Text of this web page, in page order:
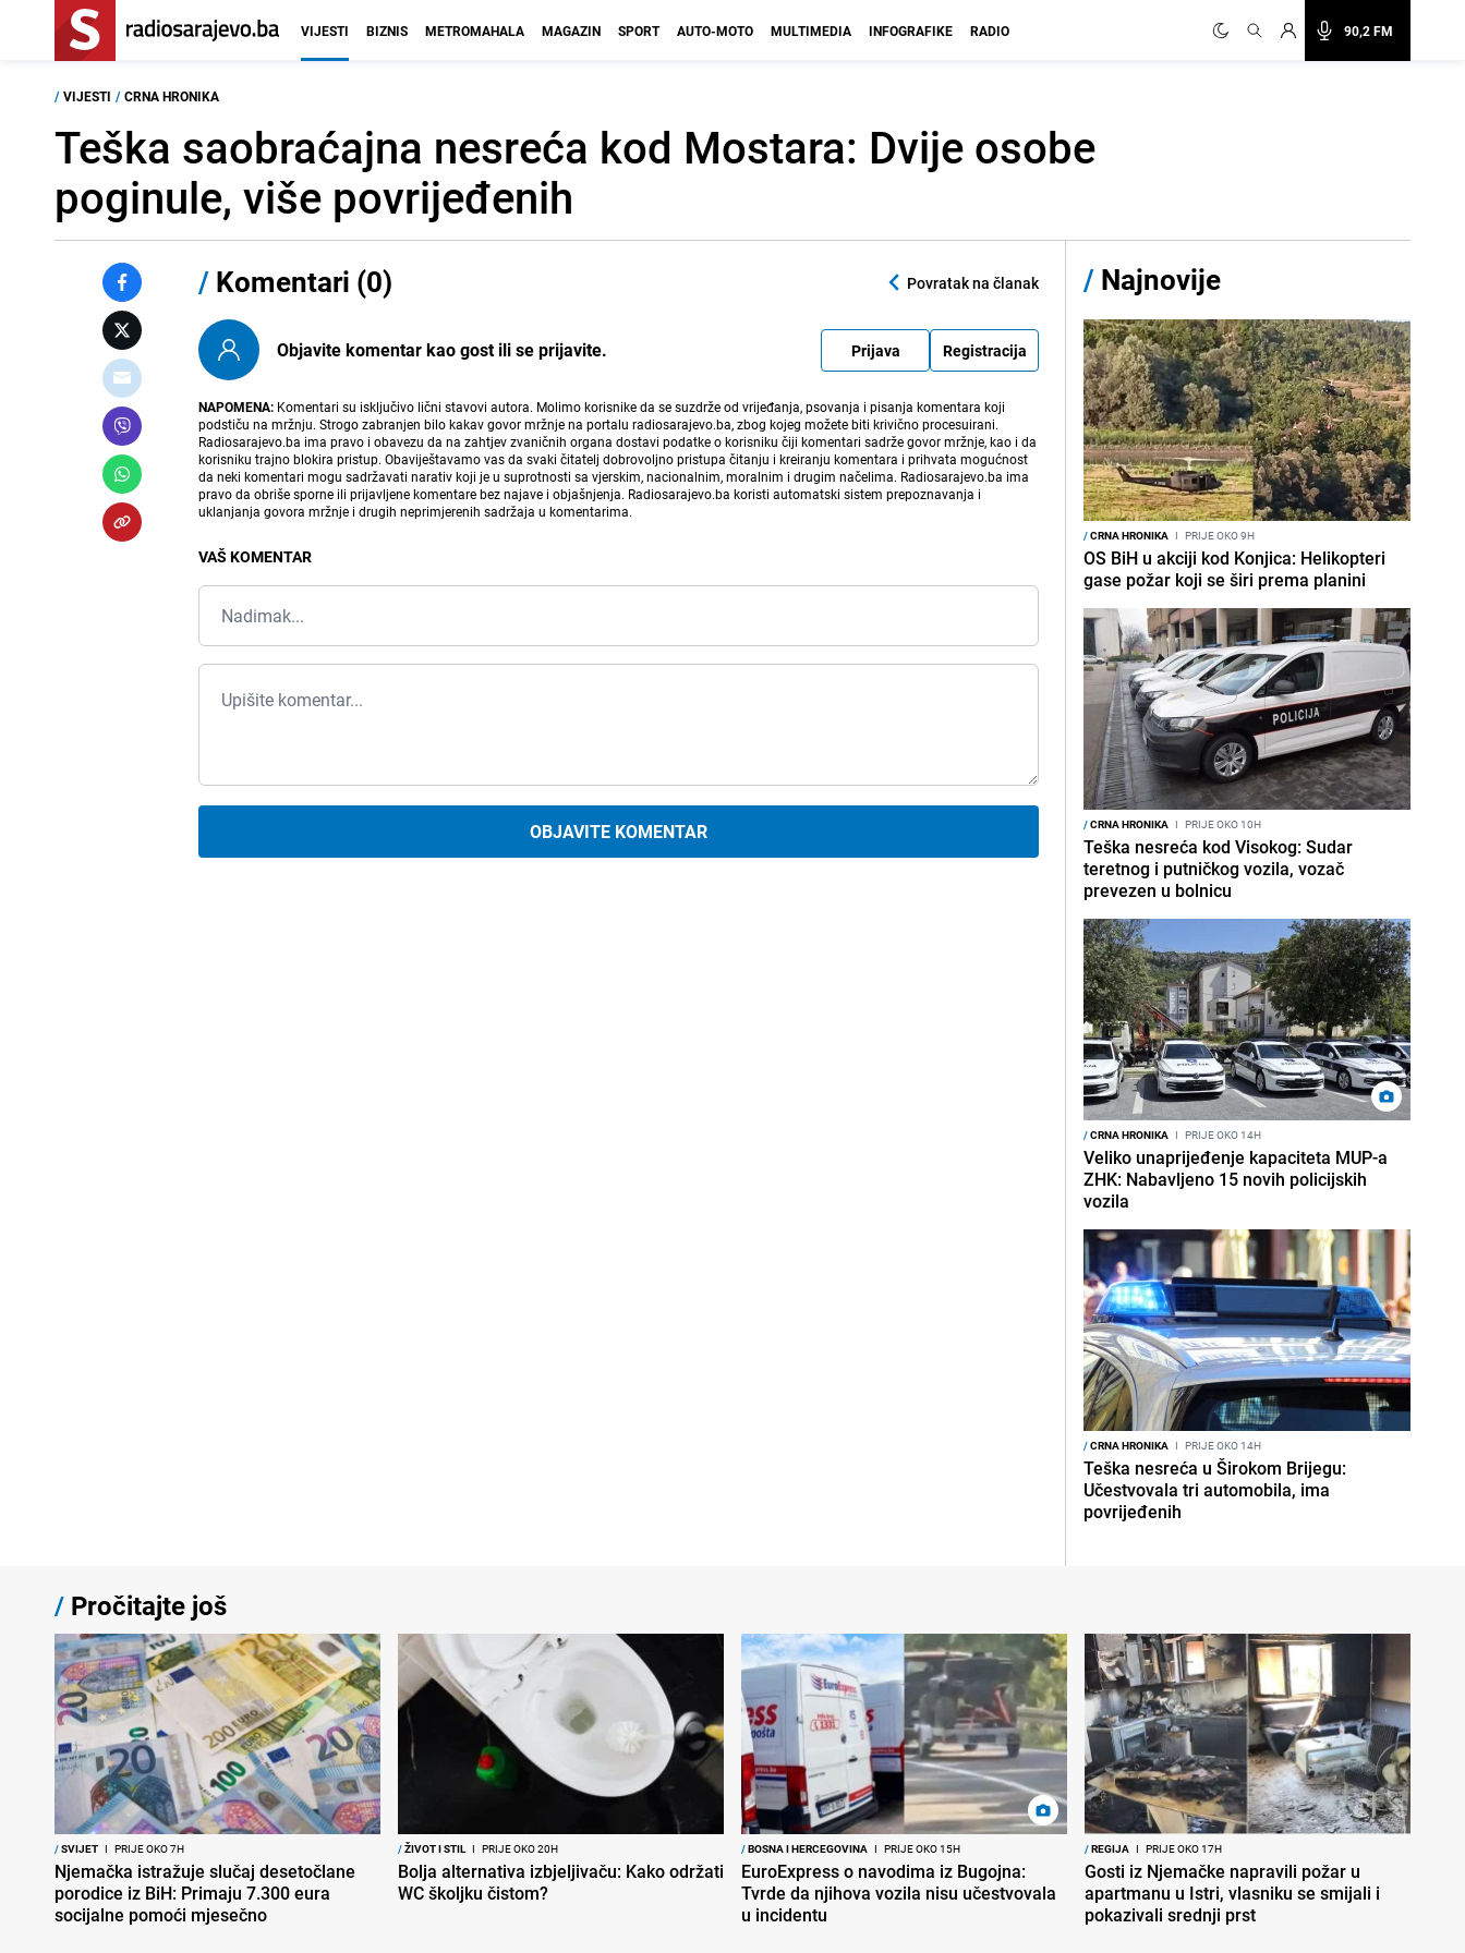
90,2 FM
VIJESTI BIZNIS METROMAHALA MAGAZIN SPORT AUTO-MOTO MULTIMEDIA INFOGRAFIKE RADIO
/ VIJESTI / CRNA HRONIKA
Teška saobraćajna nesreća kod Mostara: Dvije osobe
poginule, više povrijeđenih
/ Komentari (0) Povratak na članak
Objavite komentar kao gost ili se prijavite. Prijava Registracija
NAPOMENA: Komentari su isključivo lični stavovi autora. Molimo korisnike da se suzdrže od vrijeđanja, psovanja i pisanja komentara koji
podstiču na mržnju. Strogo zabranjen bilo kakav govor mržnje na portalu radiosarajevo.ba, zbog kojeg možete biti krivično procesuirani.
Radiosarajevo.ba ima pravo i obavezu da na zahtjev zvaničnih organa dostavi podatke o korisniku čiji komentari sadrže govor mržnje, kao i da
korisniku trajno blokira pristup. Obaviještavamo vas da svaki čitatelj dobrovoljno pristupa čitanju i kreiranju komentara i prihvata mogućnost
da neki komentari mogu sadržavati narativ koji je u suprotnosti sa vjerskim, nacionalnim, moralnim i drugim načelima. Radiosarajevo.ba ima
pravo da obriše sporne ili prijavljene komentare bez najave i objašnjenja. Radiosarajevo.ba koristi automatski sistem prepoznavanja i
uklanjanja govora mržnje i drugih neprimjerenih sadržaja u komentarima.
VAŠ KOMENTAR
OBJAVITE KOMENTAR
/ Najnovije
/CRNA HRONIKA I PRIJE OKO 9H
OS BiH u akciji kod Konjica: Helikopteri
gase požar koji se širi prema planini
/CRNA HRONIKA I PRIJE OKO 10H
Teška nesreća kod Visokog: Sudar
teretnog i putničkog vozila, vozač
prevezen u bolnicu
/CRNA HRONIKA I PRIJE OKO 14H
Veliko unaprijeđenje kapaciteta MUP-a
ZHK: Nabavljeno 15 novih policijskih
vozila
/CRNA HRONIKA I PRIJE OKO 14H
Teška nesreća u Širokom Brijegu:
Učestvovala tri automobila, ima
povrijeđenih
/ Pročitajte još
/SVIJET I PRIJE OKO 7H
Njemačka istražuje slučaj desetočlane
porodice iz BiH: Primaju 7.300 eura
socijalne pomoći mjesečno
/ŽIVOT I STIL I PRIJE OKO 20H
Bolja alternativa izbjeljivaču: Kako održati
WC školjku čistom?
/BOSNA I HERCEGOVINA I PRIJE OKO 15H
EuroExpress o navodima iz Bugojna:
Tvrde da njihova vozila nisu učestvovala
u incidentu
/REGIJA I PRIJE OKO 17H
Gosti iz Njemačke napravili požar u
apartmanu u Istri, vlasniku se smijali i
pokazivali srednji prst